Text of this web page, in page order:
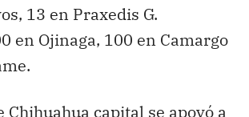
13 en Praxedis G.
en Ojinaga, 100 en Camargo
Chihuahua capital se apoyó a